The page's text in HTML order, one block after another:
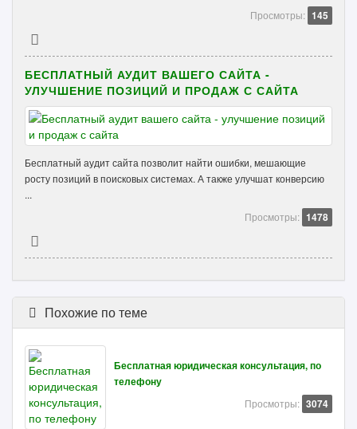
Просмотры: 145
БЕСПЛАТНЫЙ АУДИТ ВАШЕГО САЙТА -
УЛУЧШЕНИЕ ПОЗИЦИЙ И ПРОДАЖ С САЙТА
Бесплатный аудит сайта позволит найти ошибки, мешающие
росту позиций в поисковых системах. А также улучшат конверсию
...
Просмотры: 1478
Похожие по теме
Бесплатная юридическая консультация, по
телефону
Просмотры: 3074